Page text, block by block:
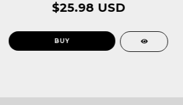
$25.98 USD